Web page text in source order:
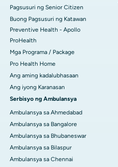
Pagsusuri ng Senior Citizen
Buong Pagsusuri ng Katawan
Preventive Health - Apollo
ProHealth
Mga Programa / Package
Pro Health Home
Ang aming kadalubhasaan
Ang iyong Karanasan
Serbisyo ng Ambulansya
Ambulansya sa Ahmedabad
Ambulansya sa Bangalore
Ambulansya sa Bhubaneswar
Ambulansya sa Bilaspur
Ambulansya sa Chennai